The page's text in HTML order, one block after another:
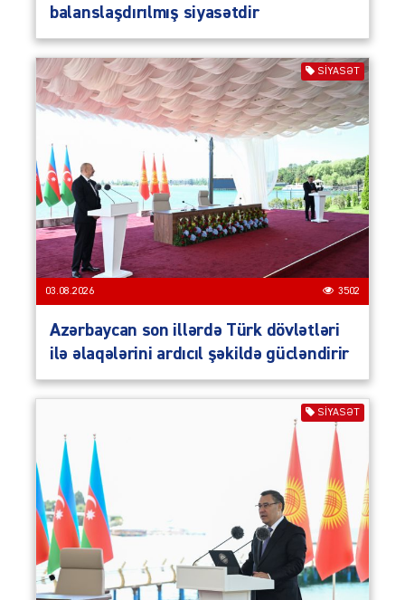
balanslaşdırılmış siyasətdir
SIYASƏT
03.08.2026 3502
Azərbaycan son illərdə Türk dövlətləri
ilə əlaqələrini ardıcıl şəkildə gücləndirir
SIYASƏT